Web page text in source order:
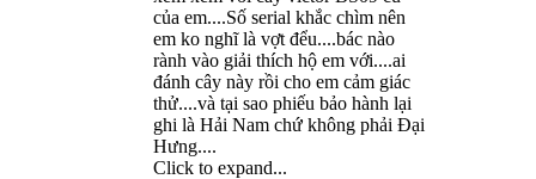
của em....Số serial khắc chìm nên
em ko nghĩ là vợt đểu....bác nào
rành vào giải thích hộ em với....ai
đánh cây này rồi cho em cảm giác
thử....và tại sao phiếu bảo hành lại
ghi là Hải Nam chứ không phải Đại
Hưng....
Click to expand...